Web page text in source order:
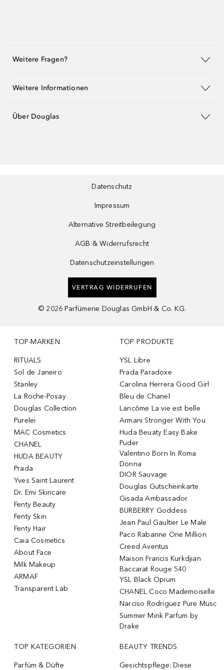
Weitere Fragen?
Weitere Informationen
Über Douglas
Datenschutz
Impressum
Alternative Streitbeilegung
AGB & Widerrufsrecht
Datenschutzeinstellungen
VERTRAG WIDERRUFEN
© 2026 Parfümerie Douglas GmbH & Co. KG.
TOP-MARKEN
RITUALS
Sol de Janeiro
Stanley
La Roche-Posay
Douglas Collection
Purelei
MAC Cosmetics
CHANEL
HUDA BEAUTY
Prada
Yves Saint Laurent
Dr. Emi Skincare
Fenty Beauty
Fenty Skin
Fenty Hair
Caia Cosmetics
About Face
Milk Makeup
ARMAF
Transparent Lab
TOP PRODUKTE
YSL Libre
Prada Paradoxe
Carolina Herrera Good Girl
Bleu de Chanel
Lancôme La vie est belle
Armani Stronger With You
Huda Beuaty Easy Bake
Puder
Valentino Born In Roma
Donna
DIOR Sauvage
Douglas Gutscheinkarte
Gisada Ambassador
BURBERRY Goddess
Jean Paul Gaultier Le Male
Paco Rabanne One Million
Creed Aventus
Maison Francis Kurkdjian
Baccarat Rouge 540
YSL Black Opium
CHANEL Coco Mademoiselle
Narciso Rodriguez Pure Musc
Summer Mink Parfum by
Drake
TOP KATEGORIEN
Parfüm & Düfte
BEAUTY TRENDS
Gesichtspflege: Diese